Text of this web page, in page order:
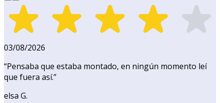
03/08/2026
“Pensaba que estaba montado, en ningún momento leí
que fuera así.”
elsa G.